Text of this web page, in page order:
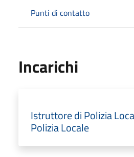
Punti di contatto
Incarichi
Istruttore di Polizia
Polizia Locale